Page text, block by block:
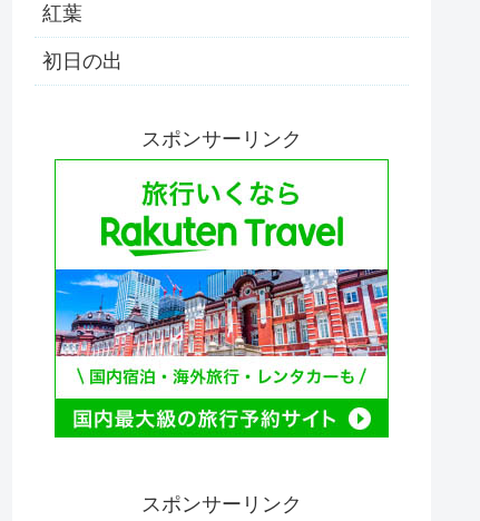
紅葉
初日の出
スポンサーリンク
スポンサーリンク